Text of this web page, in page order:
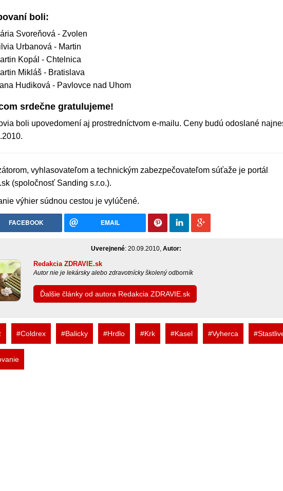
boli:
Svoreňová - Zvolen
Urbanová - Martin
Kopál - Chtelnica
Mikláš - Bratislava
Hudiková - Pavlovce nad Uhom
srdečne gratulujeme!
boli upovedomení aj prostredníctvom e-mailu. Ceny budú odoslané
vyhlasovateľom a technickým zabezpečovateľom súťaže je portál
(spoločnosť Sanding s.r.o.).
výhier súdnou cestou je vylúčené.
FACEBOOK EMAIL
Uverejnené: 20.09.2010, Autor:
Redakcia ZDRAVIE.sk
Autor nie je lekársky alebo zdravotnícky školený odborník
Ďalšie články od autora Redakcia ZDRAVIE.sk
#Coldrex #Balicky #Hrdlo #Krk #Kasel #Vyherca